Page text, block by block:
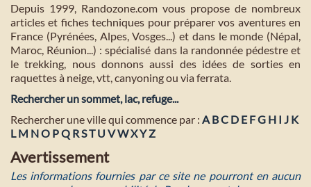
Depuis 1999, Randozone.com vous propose de nombreux
articles et fiches techniques pour préparer vos aventures en
France (Pyrénées, Alpes, Vosges...) et dans le monde (Népal,
Maroc, Réunion...) : spécialisé dans la randonnée pédestre et
le trekking, nous donnons aussi des idées de sorties en
raquettes à neige, vtt, canyoning ou via ferrata.
Rechercher un sommet, lac, refuge...
Rechercher une ville qui commence par : A BC D E FG H I J K
L M NO PQ R ST U VWXY Z
Avertissement
Les informations fournies par ce site ne pourront en aucun